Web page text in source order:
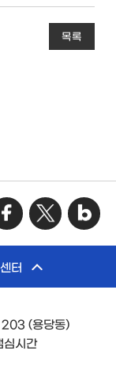
목록
터
203 (용당동)
시간